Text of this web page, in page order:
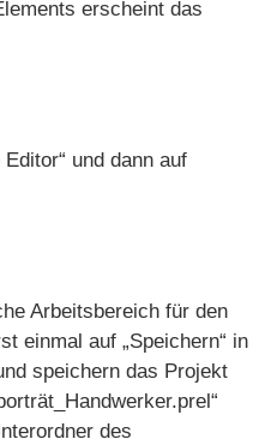
erscheint das
und dann auf
Arbeitsbereich für den
einmal auf „Speichern“ in
speichern das Projekt
des